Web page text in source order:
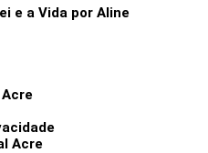
e a Vida por Aline
Acre